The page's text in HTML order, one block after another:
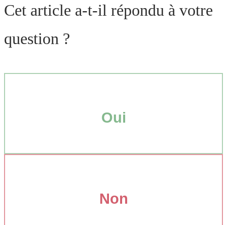
Cet article a-t-il répondu à votre
question ?
Oui
Non